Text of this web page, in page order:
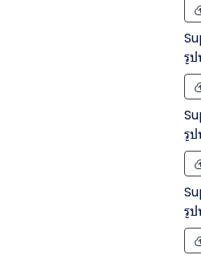
รู
รู
รู